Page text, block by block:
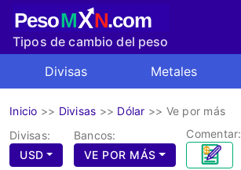
PesoMXN.com
Tipos de cambio del peso
Divisas Metales
Inicio >> Divisas >> Dólar >> Ve por más
Divisas:
USD
Bancos:
VE POR MÁS
Comentar: